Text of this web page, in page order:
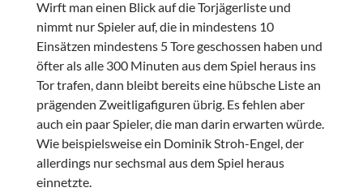
Wirft man einen Blick auf die Torjägerliste und
nimmt nur Spieler auf, die in mindestens 10
Einsätzen mindestens 5 Tore geschossen haben und
öfter als alle 300 Minuten aus dem Spiel heraus ins
Tor trafen, dann bleibt bereits eine hübsche Liste an
prägenden Zweitligafiguren übrig. Es fehlen aber
auch ein paar Spieler, die man darin erwarten würde.
Wie beispielsweise ein Dominik Stroh-Engel, der
allerdings nur sechsmal aus dem Spiel heraus
einnetzte.